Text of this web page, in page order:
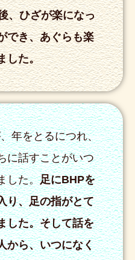
、ひざが楽になっ
でき、あぐらも楽
した。
年をとるにつれ、
に話すことがいつ
した。足にBHPを
り、足の指がとて
した。そして話を
から、いつになく